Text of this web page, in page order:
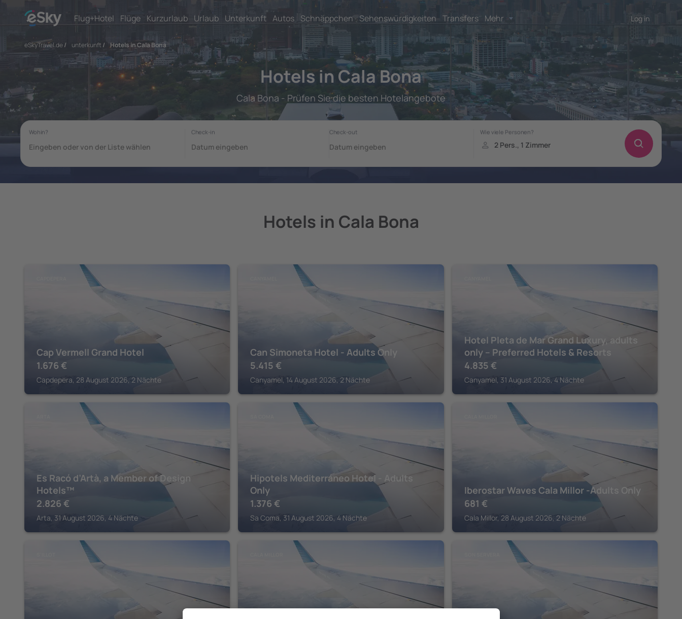
Flug+Hotel Flüge Kurzurlaub Urlaub Unterkunft Autos Schnäppchen Sehenswürdigkeiten Transfers Mehr Log in
eSkyTravel.de/ unterkunft / Hotels in Cala Bona
Hotels in Cala Bona
Cala Bona - Prüfen Sie die besten Hotelangebote
Hotels in Cala Bona
Cap Vermell Grand Hotel
1.676 €
Capdepera, 28 August 2026, 2 Nächte
Can Simoneta Hotel - Adults Only
5.415 €
Canyamel, 14 August 2026, 2 Nächte
Hotel Pleta de Mar Grand Luxury, adults
only – Preferred Hotels & Resorts
4.835 €
Canyamel, 31 August 2026, 4 Nächte
Es Racó d’Artà, a Member of Design
Hotels™
2.826 €
Arta, 31 August 2026, 4 Nächte
Hipotels Mediterráneo Hotel - Adults
Only
1.376 €
Sa Coma, 31 August 2026, 4 Nächte
Iberostar Waves Cala Millor -Adults Only
681 €
Cala Millor, 28 August 2026, 2 Nächte